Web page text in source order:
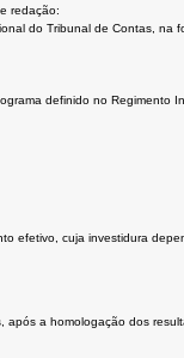
redação:
do Tribunal de Contas, na
definido no
efetivo, cuja investidura
a homologação dos